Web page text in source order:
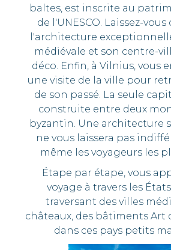
baltes, est inscrite au
de l'UNESCO. Laissez-
l'architecture
médiévale et son centre-
déco. Enfin, à Vilnius, vous
une visite de la ville pour
de son passé. La seule
construite entre deux
byzantin. Une architecture
ne vous laissera pas
même les voyageurs les
Étape par étape, vous
voyage à travers les
traversant des villes
châteaux, des bâtiments Art
dans ces pays petits